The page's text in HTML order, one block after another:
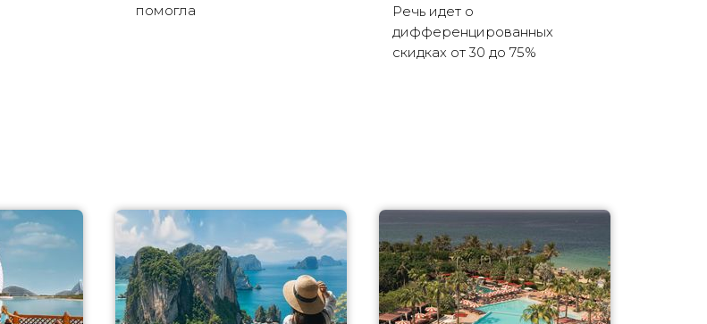
помогла
Речь идет о
дифференцированных
скидках от 30 до 75%